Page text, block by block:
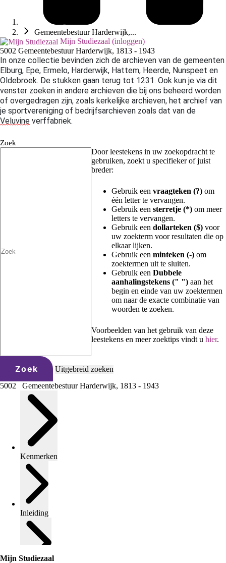
Gemeentebestuur Harderwijk,...
Mijn Studiezaal (inloggen)
5002 Gemeentebestuur Harderwijk, 1813 - 1943
In onze collectie bevinden zich de archieven van de gemeenten
Elburg, Epe, Ermelo, Harderwijk, Hattem, Heerde, Nunspeet en
Oldebroek. De stukken gaan terug tot 1231. Ook kun je via dit
venster zoeken in andere archieven die bij ons beheerd worden
of overgedragen zijn, zoals kerkelijke archieven, het archief van
je sportvereniging of bedrijfsarchieven zoals dat van de
Veluvine verffabriek.
Zoek
Door leestekens in uw zoekopdracht te
gebruiken, zoekt u specifieker of juist
breder:
Gebruik een vraagteken (?) om
één letter te vervangen.
Gebruik een sterretje (*) om meer
letters te vervangen.
Gebruik een dollarteken ($) voor
uw zoekterm voor resultaten die op
elkaar lijken.
Gebruik een minteken (-) om
zoektermen uit te sluiten.
Gebruik een Dubbele
aanhalingstekens (" ") aan het
begin en einde van uw zoektermen
om naar de exacte combinatie van
woorden te zoeken.
Voorbeelden van het gebruik van deze
leestekens en meer zoektips vindt u hier.
Zoek
Uitgebreid zoeken
5002 Gemeentebestuur Harderwijk, 1813 - 1943
Kenmerken
Inleiding
Mijn Studiezaal